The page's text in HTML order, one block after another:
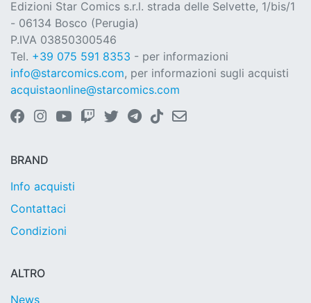
Edizioni Star Comics s.r.l. strada delle Selvette, 1/bis/1
- 06134 Bosco (Perugia)
P.IVA 03850300546
Tel. +39 075 591 8353 - per informazioni
info@starcomics.com, per informazioni sugli acquisti
acquistaonline@starcomics.com
BRAND
Info acquisti
Contattaci
Condizioni
ALTRO
News